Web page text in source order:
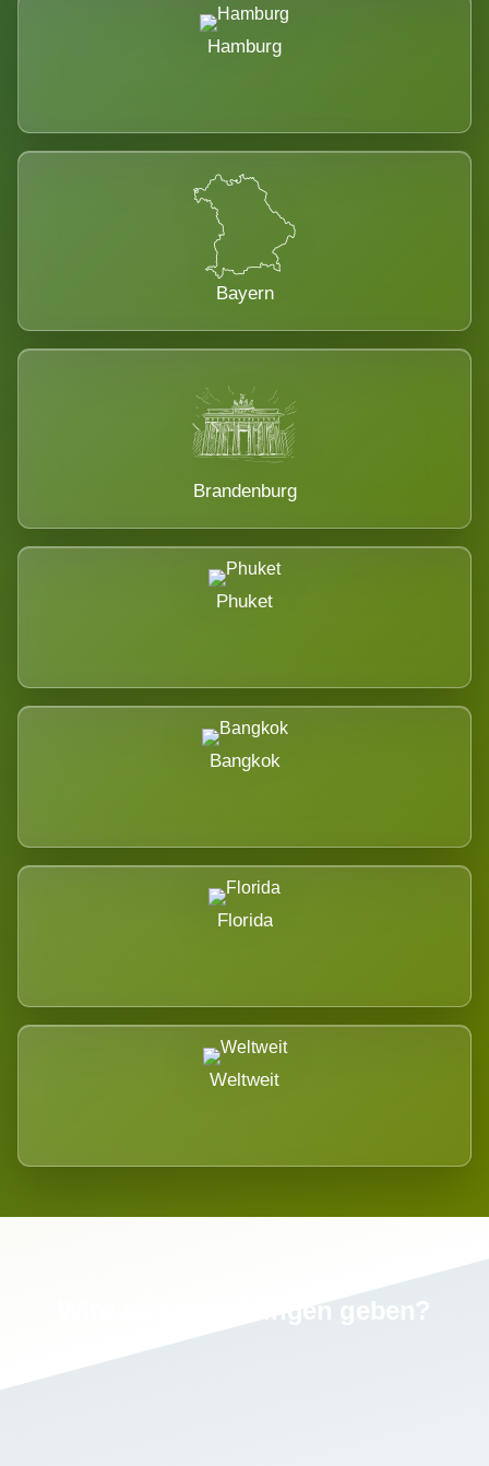
Hamburg
Bayern
Brandenburg
Phuket
Bangkok
Florida
Weltweit
Wird es Auswirkungen geben?